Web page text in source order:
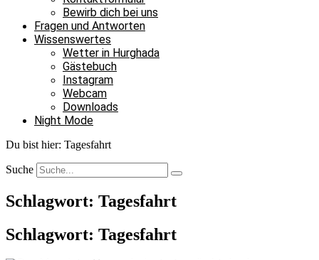
Bewirb dich bei uns
Fragen und Antworten
Wissenswertes
Wetter in Hurghada
Gästebuch
Instagram
Webcam
Downloads
Night Mode
Du bist hier: Tagesfahrt
Suche
Schlagwort: Tagesfahrt
Schlagwort: Tagesfahrt